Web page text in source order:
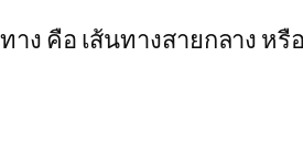
ง คือ เส้นทางสายกลาง ห